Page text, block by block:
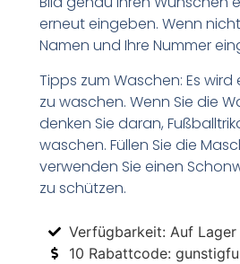
erneut eingeben. Wenn
Namen und Ihre Nummer
Tipps zum Waschen: Es
zu waschen. Wenn Sie die
denken Sie daran,
waschen. Füllen Sie die
verwenden Sie einen
zu schützen.
Verfügbarkeit: Auf Lager
10 Rabattcode: